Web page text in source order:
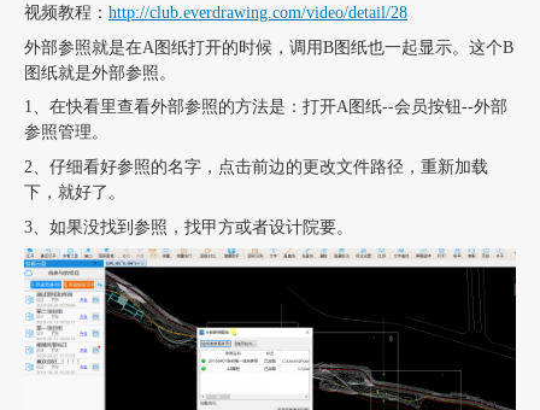
视频教程： http://club.everdrawing.com/video/detail/28
外部参照就是在A图纸打开的时候，调用B图纸也一起显示。这个B
图纸就是外部参照。
1、在快看里查看外部参照的方法是：打开A图纸--会员按钮--外部
参照管理。
2、仔细看好参照的名字，点击前边的更改文件路径，重新加载
下，就好了。
3、如果没找到参照，找甲方或者设计院要。